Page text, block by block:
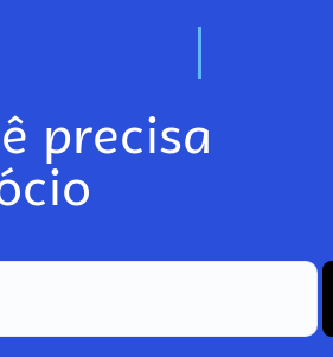
N
precisa